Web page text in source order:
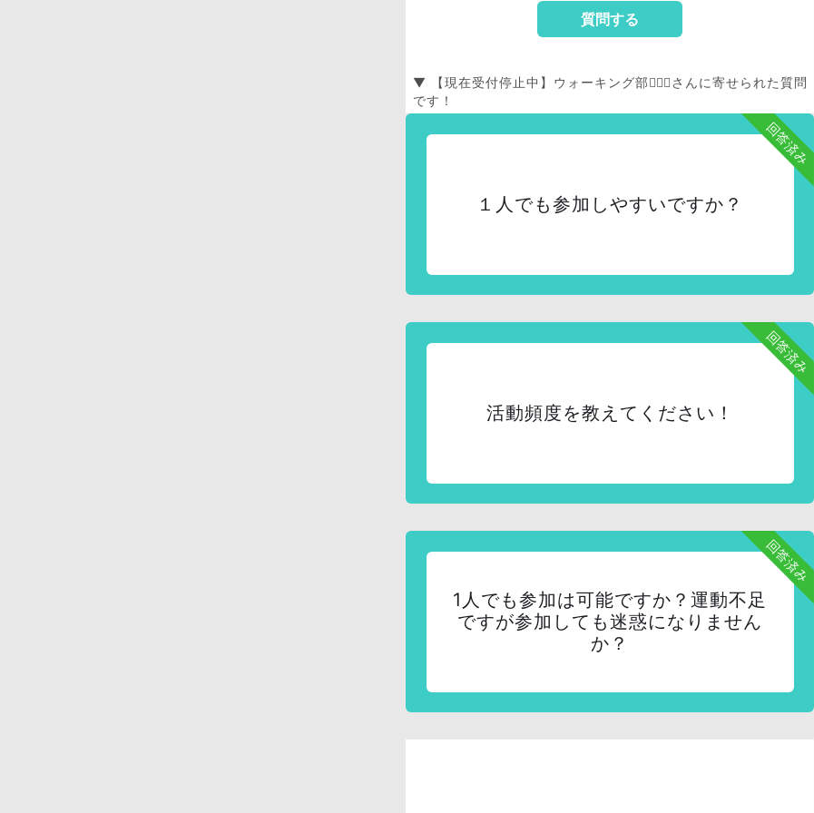
▼ 【現在受付停止中】ウォーキング部🏃🏼‍♀️さんに寄せられた質問
です！
回答済み
１人でも参加しやすいですか？
回答済み
活動頻度を教えてください！
回答済み
1人でも参加は可能ですか？運動不足
ですが参加しても迷惑になりません
か？